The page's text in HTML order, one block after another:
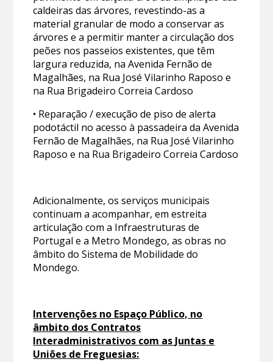
caldeiras das árvores, revestindo-as a
material granular de modo a conservar as
árvores e a permitir manter a circulação dos
peões nos passeios existentes, que têm
largura reduzida, na Avenida Fernão de
Magalhães, na Rua José Vilarinho Raposo e
na Rua Brigadeiro Correia Cardoso
• Reparação / execução de piso de alerta
podotáctil no acesso à passadeira da Avenida
Fernão de Magalhães, na Rua José Vilarinho
Raposo e na Rua Brigadeiro Correia Cardoso
Adicionalmente, os serviços municipais
continuam a acompanhar, em estreita
articulação com a Infraestruturas de
Portugal e a Metro Mondego, as obras no
âmbito do Sistema de Mobilidade do
Mondego.
Intervenções no Espaço Público, no
âmbito dos Contratos
Interadministrativos com as Juntas e
Uniões de Freguesias: